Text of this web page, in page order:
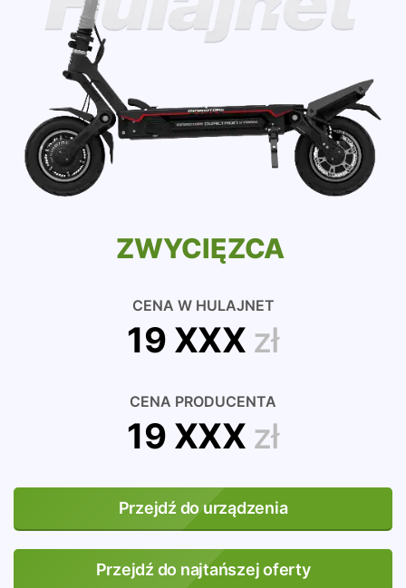
ZWYCIĘZCA
CENA W HULAJNET
19 XXX zł
CENA PRODUCENTA
19 XXX zł
Przejdź do urządzenia
Przejdź do najtańszej oferty